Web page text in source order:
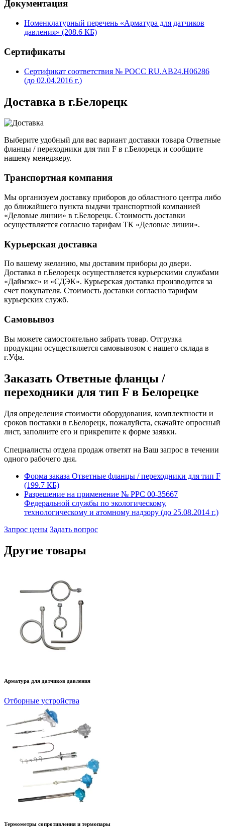
Документация
Номенклатурный перечень «Арматура для датчиков
давления» (208.6 КБ)
Сертификаты
Сертификат соответствия № РОСС RU.АВ24.Н06286
(до 02.04.2016 г.)
Доставка в г.Белорецк
Выберите удобный для вас вариант доставки товара Ответные
фланцы / переходники для тип F в г.Белорецк и сообщите
нашему менеджеру.
Транспортная компания
Мы организуем доставку приборов до областного центра либо
до ближайшего пункта выдачи транспортной компанией
«Деловые линии» в г.Белорецк. Стоимость доставки
осуществляется согласно тарифам ТК «Деловые линии».
Курьерская доставка
По вашему желанию, мы доставим приборы до двери.
Доставка в г.Белорецк осуществляется курьерскими службами
«Даймэкс» и «СДЭК». Курьерская доставка производится за
счет покупателя. Стоимость доставки согласно тарифам
курьерских служб.
Самовывоз
Вы можете самостоятельно забрать товар. Отгрузка
продукции осуществляется самовывозом с нашего склада в
г.Уфа.
Заказать Ответные фланцы /
переходники для тип F в Белорецке
Для определения стоимости оборудования, комплектности и
сроков поставки в г.Белорецк, пожалуйста, скачайте опросный
лист, заполните его и прикрепите к форме заявки.
Специалисты отдела продаж ответят на Ваш запрос в течении
одного рабочего дня.
Форма заказа Ответные фланцы / переходники для тип F
(199.7 КБ)
Разрешение на применение № РРС 00-35667
Федеральной службы по экологическому,
технологическому и атомному надзору (до 25.08.2014 г.)
Запрос цены Задать вопрос
Другие товары
Арматура для датчиков давления
Отборные устройства
Термометры сопротивления и термопары